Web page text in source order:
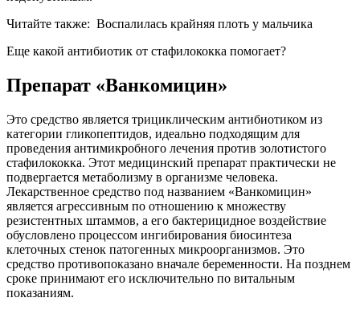
Читайте также: Воспалилась крайняя плоть у мальчика
Еще какой антибиотик от стафилококка помогает?
Препарат «Ванкомицин»
Это средство является трициклическим антибиотиком из
категории гликопептидов, идеально подходящим для
проведения антимикробного лечения против золотистого
стафилококка. Этот медицинский препарат практически не
подвергается метаболизму в организме человека.
Лекарственное средство под названием «Ванкомицин»
является агрессивным по отношению к множеству
резистентных штаммов, а его бактерицидное воздействие
обусловлено процессом ингибирования биосинтеза
клеточных стенок патогенных микроорганизмов. Это
средство противопоказано вначале беременности. На позднем
сроке принимают его исключительно по витальным
показаниям.